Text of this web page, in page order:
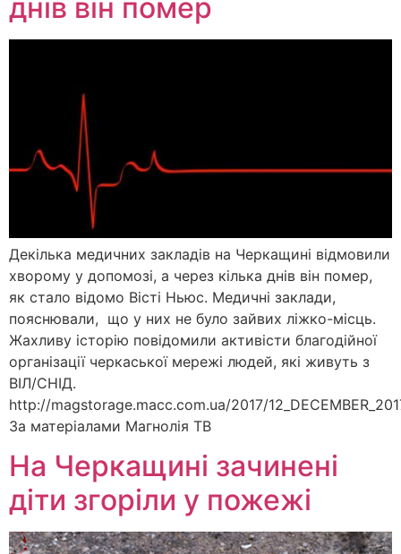
днів він помер
Декілька медичних закладів на Черкащині відмовили
хворому у допомозі, а через кілька днів він помер,
як стало відомо Вісті Ньюс. Медичні заклади,
пояснювали, що у них не було зайвих ліжко-місць.
Жахливу історію повідомили активісти благодійної
організації черкаської мережі людей, які живуть з
ВІЛ/СНІД.
http://magstorage.macc.com.ua/2017/
За матеріалами Магнолія ТВ
На Черкащині зачинені
діти згоріли у пожежі